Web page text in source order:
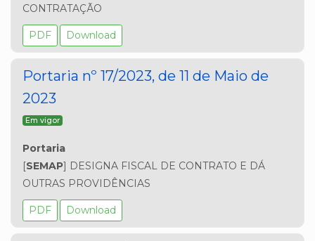
CONTRATAÇÃO
PDF Download
Portaria nº 17/2023, de 11 de Maio de
2023
Em vigor
Portaria
[SEMAP] DESIGNA FISCAL DE CONTRATO E DÁ
OUTRAS PROVIDÊNCIAS
PDF Download